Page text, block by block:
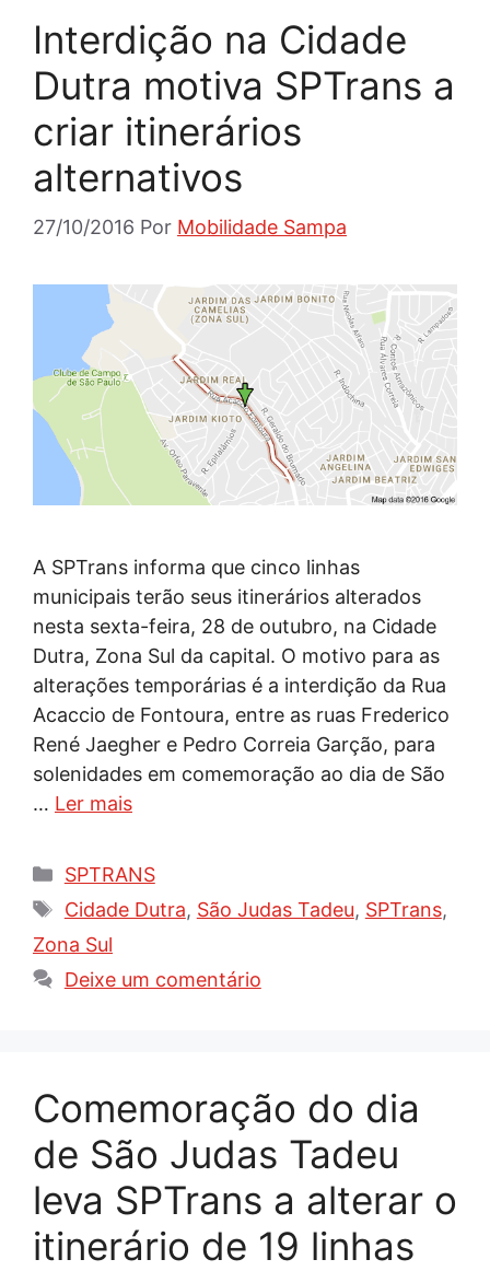
Interdição na Cidade
Dutra motiva SPTrans a
criar itinerários
alternativos
27/10/2016 Por Mobilidade Sampa
A SPTrans informa que cinco linhas
municipais terão seus itinerários alterados
nesta sexta-feira, 28 de outubro, na Cidade
Dutra, Zona Sul da capital. O motivo para as
alterações temporárias é a interdição da Rua
Acaccio de Fontoura, entre as ruas Frederico
René Jaegher e Pedro Correia Garção, para
solenidades em comemoração ao dia de São
… Ler mais
Categorias
SPTRANS
Tags
Cidade Dutra, São Judas Tadeu, SPTrans,
Zona Sul
Deixe um comentário
Comemoração do dia
de São Judas Tadeu
leva SPTrans a alterar o
itinerário de 19 linhas